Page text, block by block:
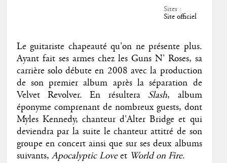
Sites :
Site officiel
Le guitariste chapeauté qu'on ne présente plus.
Ayant fait ses armes chez les Guns N' Roses, sa
carrière solo débute en 2008 avec la production
de son premier album après la séparation de
Velvet Revolver. En résultera Slash, album
éponyme comprenant de nombreux guests, dont
Myles Kennedy, chanteur d'Alter Bridge et qui
deviendra par la suite le chanteur attitré de son
groupe en concert ainsi que sur ses deux albums
suivants,Apocalyptic Loveet World on Fire.